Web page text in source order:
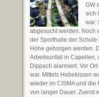
GW
sich
war.
abgesucht werden. Noch
der Sporthalle der
Höhe geborgen werden.
Arbeitsunfall in Capellen,
Dippach alarmiert. Vor
war. Mittels Hebekissen
wieder im CISMA und
von langer Dauer. Zuerst